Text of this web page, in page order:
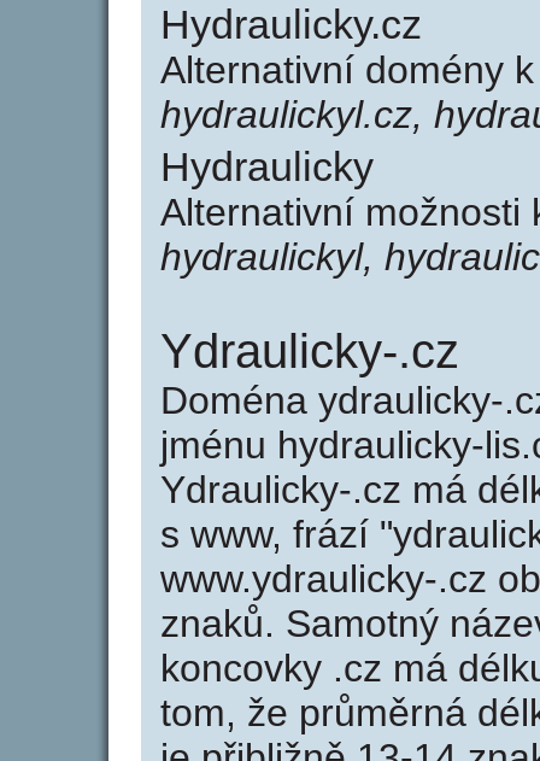
Hydraulicky.cz
Alternativní domény
hydraulickyl.cz,
Hydraulicky
Alternativní možnosti
hydraulickyl,
Ydraulicky-.cz
Doména ydraulicky-
jménu hydraulicky-
Ydraulicky-.cz má
s www, frází
www.ydraulicky-.cz
znaků. Samotný
koncovky .cz má
tom, že průměrná